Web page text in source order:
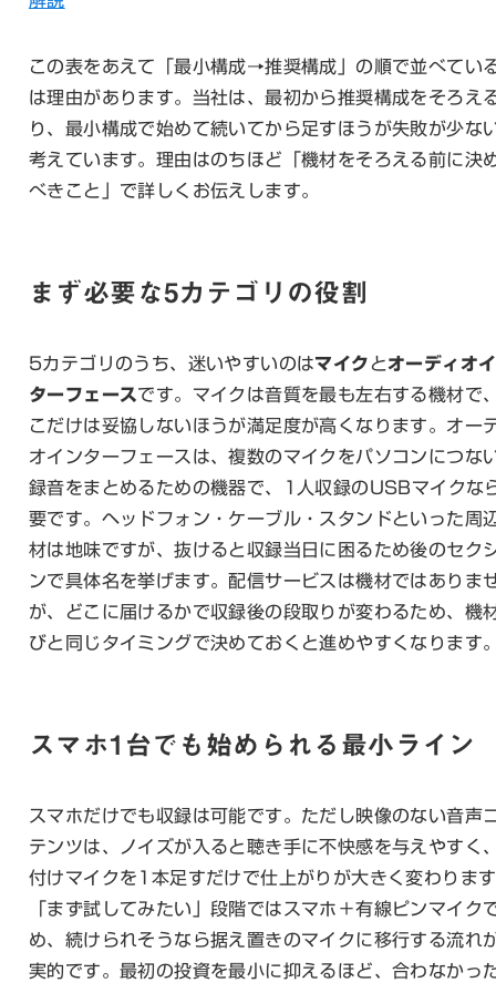
この表をあえて「最小構成→推奨構成」の順で並べてい
は理由があります。当社は、最初から推奨構成をそろえ
り、最小構成で始めて続いてから足すほうが失敗が少な
考えています。理由はのちほど「機材をそろえる前に決
べきこと」で詳しくお伝えします。
まず必要な5カテゴリの役割
5カテゴリのうち、迷いやすいのはマイクとオーディオ
ターフェースです。マイクは音質を最も左右する機材で
こだけは妥協しないほうが満足度が高くなります。オー
オインターフェースは、複数のマイクをパソコンにつな
録音をまとめるための機器で、1人収録のUSBマイクな
要です。ヘッドフォン・ケーブル・スタンドといった周
材は地味ですが、抜けると収録当日に困るため後のセク
ンで具体名を挙げます。配信サービスは機材ではありま
が、どこに届けるかで収録後の段取りが変わるため、機
びと同じタイミングで決めておくと進めやすくなります
スマホ1台でも始められる最小ライン
スマホだけでも収録は可能です。ただし映像のない音声
テンツは、ノイズが入ると聴き手に不快感を与えやすく
付けマイクを1本足すだけで仕上がりが大きく変わりま
「まず試してみたい」段階ではスマホ＋有線ピンマイク
め、続けられそうなら据え置きのマイクに移行する流れ
実的です。最初の投資を最小に抑えるほど、合わなかっ